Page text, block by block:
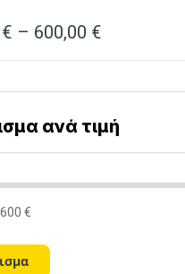
€ – 600,00 €
ανά τιμή
600 €